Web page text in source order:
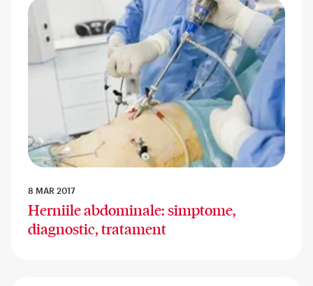
8 MAR 2017
Herniile abdominale: simptome,
diagnostic, tratament